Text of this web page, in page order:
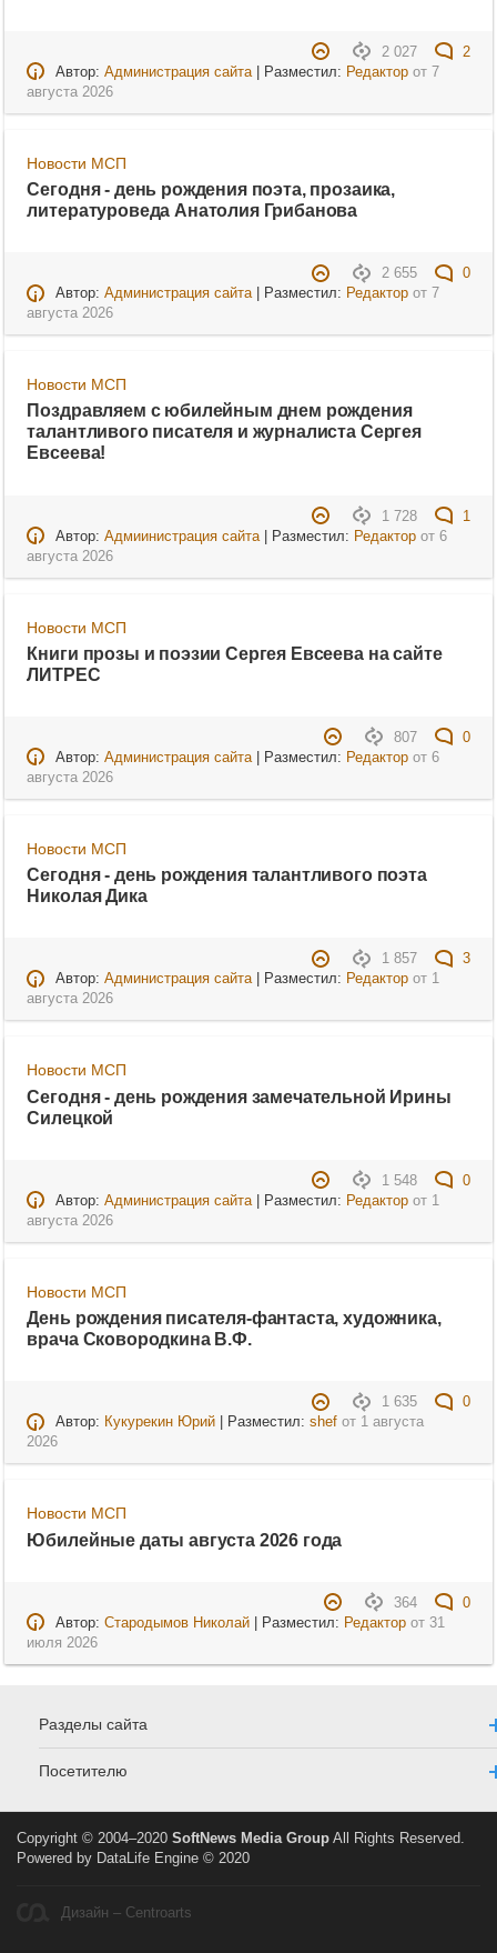
2 027
2
Автор: Администрация сайта| Разместил: Редакторот 7
августа 2026
Новости МСП
Сегодня - день рождения поэта, прозаика,
литературоведа Анатолия Грибанова
2 655
0
Автор: Администрация сайта| Разместил: Редакторот 7
августа 2026
Новости МСП
Поздравляем с юбилейным днем рождения
талантливого писателя и журналиста Сергея
Евсеева!
1 728
1
Автор: Адмиинистрация сайта| Разместил: Редакторот 6
августа 2026
Новости МСП
Книги прозы и поэзии Сергея Евсеева на сайте
ЛИТРЕС
807
0
Автор: Администрация сайта| Разместил: Редакторот 6
августа 2026
Новости МСП
Сегодня - день рождения талантливого поэта
Николая Дика
1 857
3
Автор: Администрация сайта| Разместил: Редакторот 1
августа 2026
Новости МСП
Сегодня - день рождения замечательной Ирины
Силецкой
1 548
0
Автор: Администрация сайта| Разместил: Редакторот 1
августа 2026
Новости МСП
День рождения писателя-фантаста, художника,
врача Сковородкина В.Ф.
1 635
0
Автор: Кукурекин Юрий| Разместил: shefот 1 августа
2026
Новости МСП
Юбилейные даты августа 2026 года
364
0
Автор: Стародымов Николай| Разместил: Редакторот 31
июля 2026
Разделы сайта
Посетителю
Copyright © 2004–2020 SoftNews Media Group All Rights Reserved.
Powered by DataLife Engine © 2020
Дизайн – Centroarts